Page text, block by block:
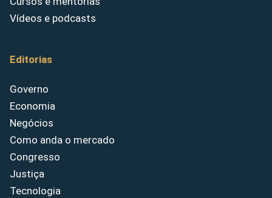
Vídeos e podcasts
Editorias
Governo
Economia
Negócios
Como anda o mercado
Congresso
Justiça
Tecnologia